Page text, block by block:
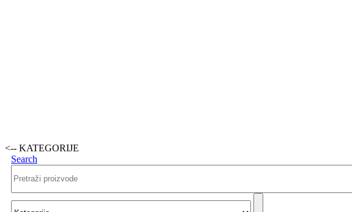
<-- KATEGORIJE
Search